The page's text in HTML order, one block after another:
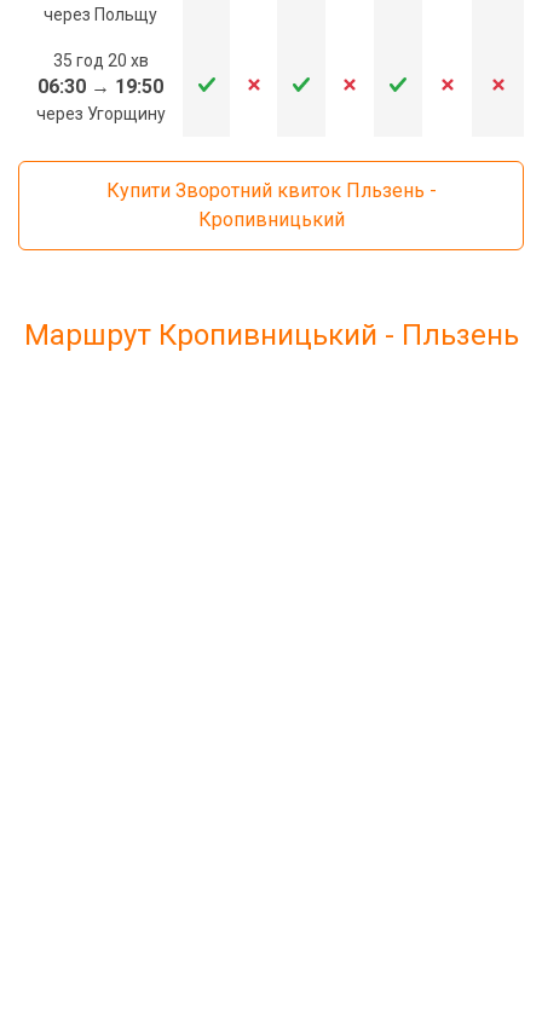
через Польщу
35 год 20 хв
06:30 → 19:50
через Угорщину
Купити Зворотний квиток Пльзень -
Кропивницький
Маршрут Кропивницький - Пльзень